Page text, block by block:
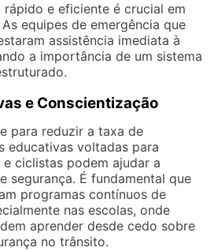
e eficiente é crucial em
equipes de emergência que
assistência imediata à
a importância de um sistema
e Conscientização
para reduzir a taxa de
educativas voltadas para
ciclistas podem ajudar a
segurança. É fundamental que
programas contínuos de
nas escolas, onde
aprender desde cedo sobre
no trânsito.